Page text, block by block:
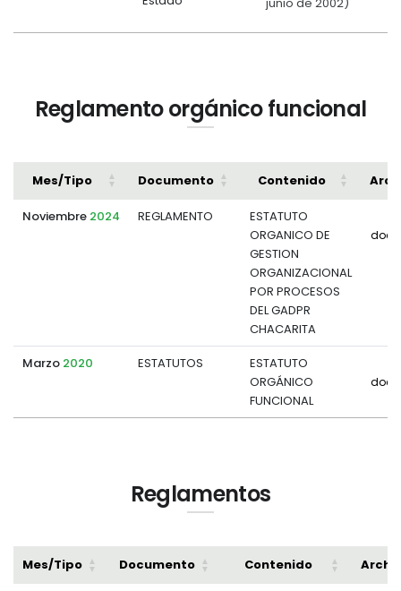
junio de 2002)
Reglamento orgánico funcional
Mes/Tipo Documento Contenido
Noviembre 2024 REGLAMENTO
ESTATUTO
ORGANICO DE
GESTION
ORGANIZACIONAL
POR PROCESOS
DEL GADPR
CHACARITA
Marzo 2020 ESTATUTOS
ESTATUTO
ORGÁNICO
FUNCIONAL
Reglamentos
Mes/Tipo Documento Contenido